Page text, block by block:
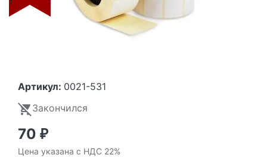
Артикул: 0021-531
Закончился
70 ₽
Цена указана с НДС 22%